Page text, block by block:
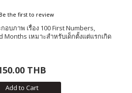
Be the first to review
บภาพ เรื่อง 100 First Numbers,
Months เหมาะสำหรับเด็กตั้งแต่แรกเกิด
THB
Add to Cart